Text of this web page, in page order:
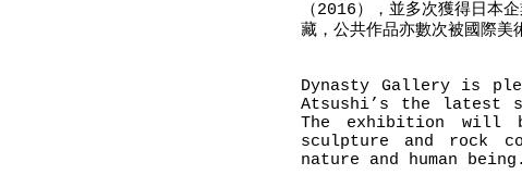
（2016），並多次獲得日本
藏，公共作品亦數次被國際
Dynasty Gallery is
Atsushi’s the latest
The exhibition will
sculpture and rock
nature and human being.